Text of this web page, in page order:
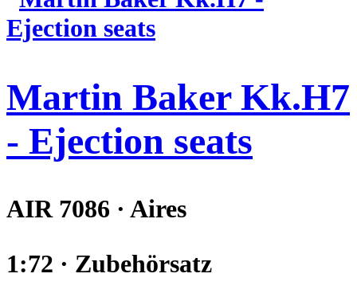
Martin Baker Kk.H7
- Ejection seats
AIR 7086 · Aires
1:72 · Zubehörsatz